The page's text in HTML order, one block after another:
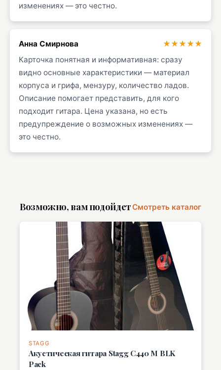
изменениях — это честно.
Анна Смирнова
★★★★★
Карточка понятная и информативная: сразу
видно основные характеристики — материал
корпуса и грифа, мензуру, количество ладов.
Описание помогает представить, для кого
подходит гитара. Цена указана, но есть
предупреждение о возможных изменениях —
это честно.
Возможно, вам подойдетСмотреть каталог
STAGG
Акустическая гитара Stagg C440 M BLK
Pack